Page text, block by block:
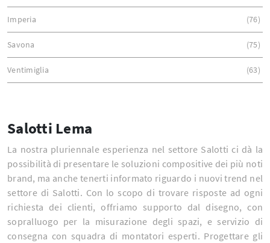
Imperia 76
Savona 75
Ventimiglia 63
Salotti Lema
La nostra pluriennale esperienza nel settore Salotti ci dà la
possibilità di presentare le soluzioni compositive dei più noti
brand, ma anche tenerti informato riguardo i nuovi trend nel
settore di Salotti. Con lo scopo di trovare risposte ad ogni
richiesta dei clienti, offriamo supporto dal disegno, con
sopralluogo per la misurazione degli spazi, e servizio di
consegna con squadra di montatori esperti. Progettare gli